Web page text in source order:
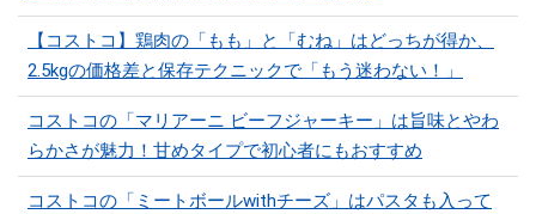
【コストコ】鶏肉の「もも」と「むね」はどっちが得か、
2.5kgの価格差と保存テクニックで「もう迷わない！」
コストコの「マリアーニ ビーフジャーキー」は旨味とやわ
らかさが魅力！甘めタイプで初心者にもおすすめ
コストコの「ミートボールwithチーズ」はパスタも入って